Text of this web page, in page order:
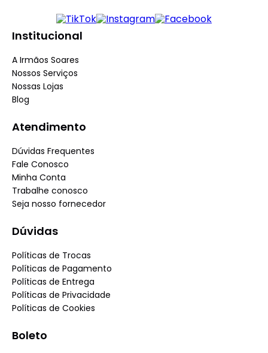
Institucional
A Irmãos Soares
Nossos Serviços
Nossas Lojas
Blog
Atendimento
Dúvidas Frequentes
Fale Conosco
Minha Conta
Trabalhe conosco
Seja nosso fornecedor
Dúvidas
Políticas de Trocas
Políticas de Pagamento
Políticas de Entrega
Políticas de Privacidade
Políticas de Cookies
Boleto